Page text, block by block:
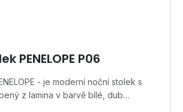
PENELOPE P06
- je moderní noční stolek s
z lamina v barvě bílé, dub…